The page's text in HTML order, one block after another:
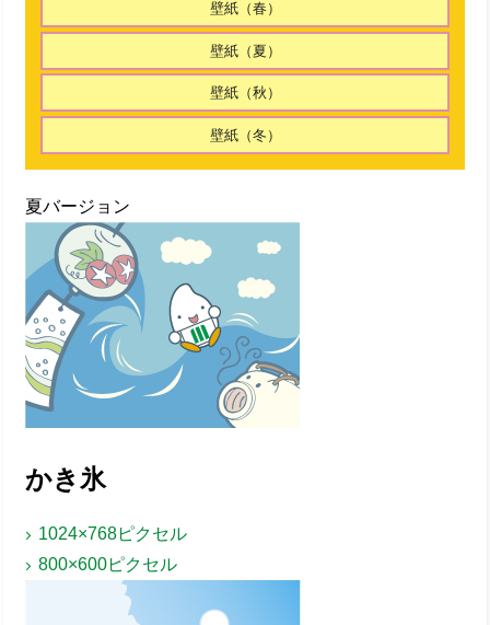
壁紙（春）
壁紙（夏）
壁紙（秋）
壁紙（冬）
夏バージョン
かき氷
1024×768ピクセル
800×600ピクセル